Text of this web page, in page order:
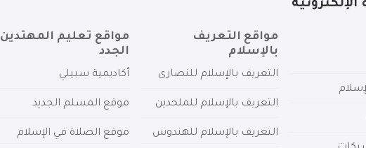
مواقع التعريف
بالإسلام
التعريف بالإسلام للنصارى
التعريف بالإسلام للملحدين
التعريف بالإسلام للهندوس
مواقع تعليم المهتدين
الجدد
أكاديمية سبيلي
موقع المسلم الجديد
موقع الصلاة في الإسلام